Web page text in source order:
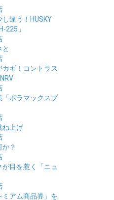
し違う！HUSKY
225」
と
カギ！コントラス
「ポラマックスプ
ね上げ
か？
が目を惹く「ニュ
ミアム商品券」を